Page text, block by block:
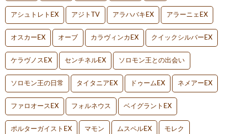
アシュトレトEX アジトTV アラハバキEX アラーニェEX
オスカーEX オーブ カラヴィンカEX クイックシルバーEX
ケラヴノスEX センチネルEX ソロモン王との出会い
ソロモン王の日常 タイタニアEX ドゥームEX ネメアーEX
ファロオースEX フォルネウス ベイグラントEX
ポルターガイストEX マモン ムスペルEX モレク